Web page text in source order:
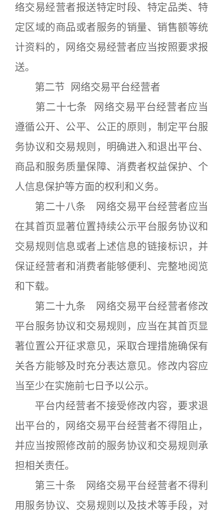
络交易经营者报送特定时段、特定品类、特
定区域的商品或者服务的销量、销售额等统
计资料的，网络交易经营者应当按照要求报
送。
第二节 网络交易平台经营者
第二十七条 网络交易平台经营者应当
遵循公开、公平、公正的原则，制定平台服
务协议和交易规则，明确进入和退出平台、
商品和服务质量保障、消费者权益保护、个
人信息保护等方面的权利和义务。
第二十八条 网络交易平台经营者应当
在其首页显著位置持续公示平台服务协议和
交易规则信息或者上述信息的链接标识，并
保证经营者和消费者能够便利、完整地阅览
和下载。
第二十九条 网络交易平台经营者修改
平台服务协议和交易规则，应当在其首页显
著位置公开征求意见，采取合理措施确保有
关各方能够及时充分表达意见。修改内容应
当至少在实施前七日予以公示。
平台内经营者不接受修改内容，要求退
出平台的，网络交易平台经营者不得阻止，
并应当按照修改前的服务协议和交易规则承
担相关责任。
第三十条 网络交易平台经营者不得利
用服务协议、交易规则以及技术等手段，对